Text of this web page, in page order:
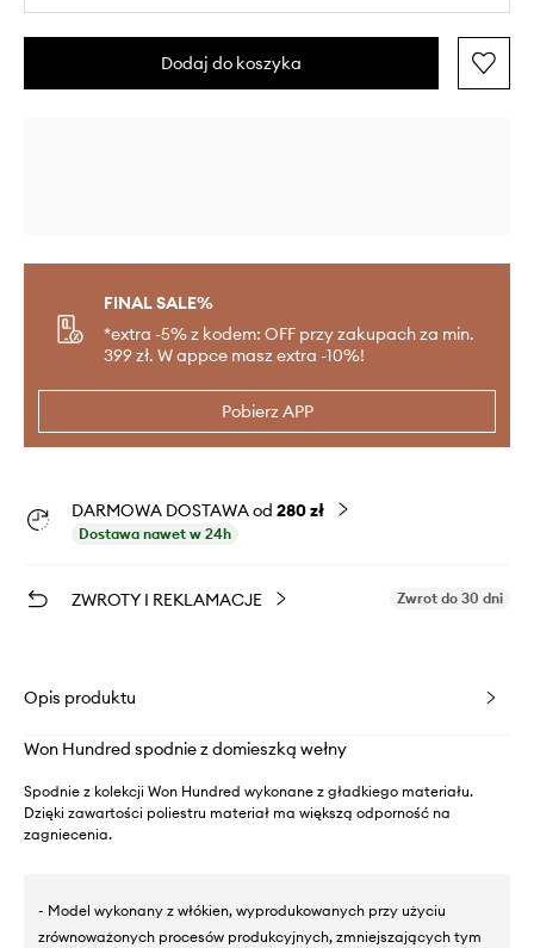
Dodaj do koszyka
FINAL SALE%
*extra -5% z kodem: OFF przy zakupach za min.
399 zł. W appce masz extra -10%!
Pobierz APP
DARMOWA DOSTAWA od 280 zł
Dostawa nawet w 24h
ZWROTY I REKLAMACJE Zwrot do 30 dni
Opis produktu
Won Hundred spodnie z domieszką wełny
Spodnie z kolekcji Won Hundred wykonane z gładkiego materiału.
Dzięki zawartości poliestru materiał ma większą odporność na
zagniecenia.
- Model wykonany z włókien, wyprodukowanych przy użyciu
zrównoważonych procesów produkcyjnych, zmniejszających tym